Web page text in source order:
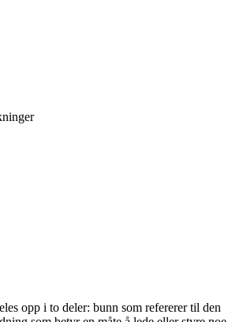
opp i to deler: bunn som refererer til den